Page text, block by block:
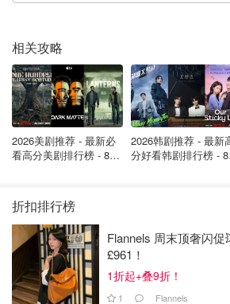
张恒在接受采访时称，他去看望孩子时
“爸爸不要走，我们回家吧！我害怕，我
他解释说这也是为什么他选择了报案，
（这些伤口）是妈妈弄的。”
相关攻略
2026美剧推荐 - 最新必
看高分美剧排行榜 - 8月
2026韩剧推荐 - 最新
分好看韩剧排行榜 -
折扣排行榜
Flannels 周末顶奢闪
£961！
1折起+叠9折！
1 Flannels